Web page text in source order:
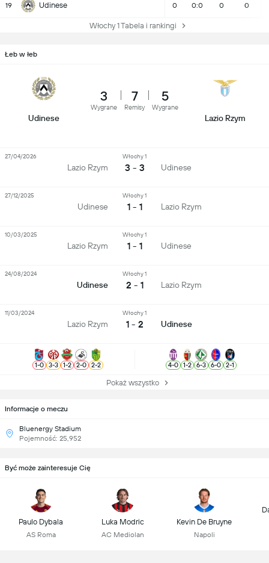
19 Udinese 0 0:0 0 0
Włochy 1 Tabela i rankingi
Informacje o meczu
Bluenergy Stadium
Pojemność: 25,952
Łeb w łeb
Udinese
3
Wygrane
7
Remisy
5
Wygrane
Lazio Rzym
Lazio Rzym
Włochy 1
3 - 3 Udinese
27/04/2026
Udinese
Włochy 1
1 - 1 Lazio Rzym
27/12/2025
Lazio Rzym
Włochy 1
1 - 1 Udinese
10/03/2025
Udinese
Włochy 1
2 - 1 Lazio Rzym
24/08/2024
Lazio Rzym
Włochy 1
1 - 2 Udinese
11/03/2024
1-0 3-3 1-2 2-0 2-2 4-0 1-2 6-3 6-0 2-1
Pokaż wszystko
Być może zainteresuje Cię
Paulo Dybala
AS Roma
Luka Modric
AC Mediolan
Kevin De Bruyne
Napoli